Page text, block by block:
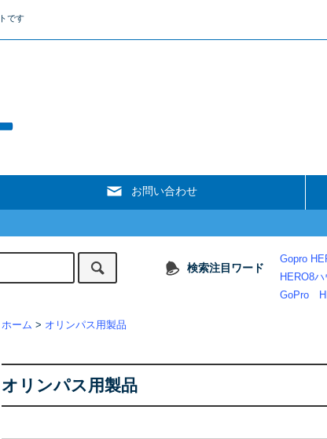
です
お問い合わせ
検索注目ワード
Gopro
HERO8
GoPro
ホーム > オリンパス用製品
オリンパス用製品